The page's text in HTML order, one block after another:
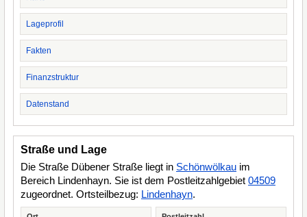
Lageprofil
Fakten
Finanzstruktur
Datenstand
Straße und Lage
Die Straße Dübener Straße liegt in Schönwölkau im
Bereich Lindenhayn. Sie ist dem Postleitzahlgebiet 04509
zugeordnet. Ortsteilbezug: Lindenhayn.